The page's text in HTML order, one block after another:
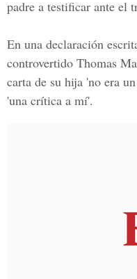
padre a testificar ante el
En una declaración
controvertido Thomas
carta de su hija 'no era
'una crítica a mí'.